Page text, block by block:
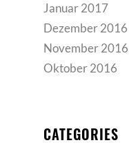
Januar 2017
Dezember 2016
November 2016
Oktober 2016
CATEGORIES